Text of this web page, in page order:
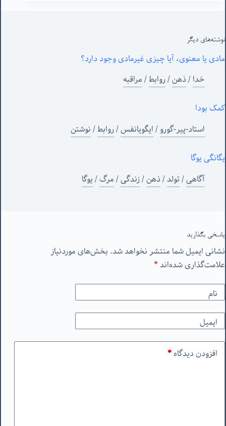
نوشته‌های‌ دیگر
مادی یا معنوی، آیا چیزی غیرمادی وجود دارد؟
خدا/ذهن/روابط/مراقبه
کمک بودا
استاد-پیر-گورو/ایگویانفس/روابط/نوشتن
یگانگی یوگا
آگاهی/تولد/ذهن/زندگی/مرگ/یوگا
پاسخی بگذارید
نشانی ایمیل شما منتشر نخواهد شد. بخش‌های موردنیاز
علامت‌گذاری شده‌اند*
نام
ایمیل
افزودن دیدگاه*